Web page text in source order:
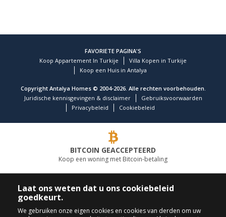
FAVORIETE PAGINA'S
Koop Appartement In Turkije
Villa Kopen in Turkije
Koop een Huis in Antalya
Copyright Antalya Homes © 2004-2026. Alle rechten voorbehouden.
Juridische kennisgevingen & disclaimer
Gebruiksvoorwaarden
Privacybeleid
Cookiebeleid
BITCOIN GEACCEPTEERD
Koop een woning met Bitcoin-betaling
TOONAANGEVEND VASTGOEDBEDRIJF
BEL ONS
Laat ons weten dat u ons cookiebeleid
goedkeurt.
We gebruiken onze eigen cookies en cookies van derden om uw